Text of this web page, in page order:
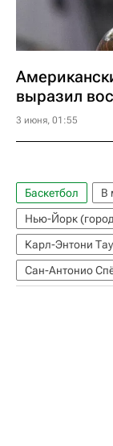
выразил
3 июня, 01:55
Баскетбол В
Нью-Йорк
Карл-Энтони
Сан-Антонио